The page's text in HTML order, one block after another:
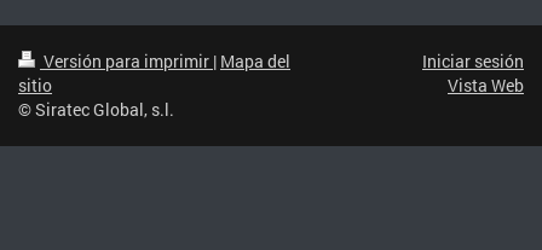
Versión para imprimir | Mapa del
sitio
© Siratec Global, s.l.
Iniciar sesión
Vista Web